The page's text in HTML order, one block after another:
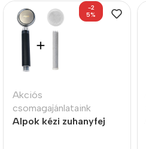
-2
5%
Akciós
csomagajánlataink
Alpok kézi zuhanyfej